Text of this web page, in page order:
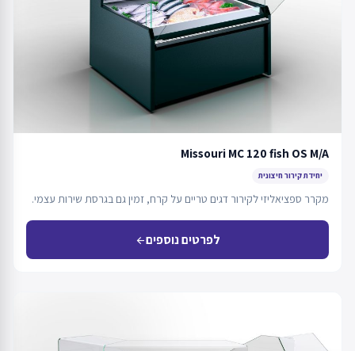
Missouri MC 120 fish OS M/A
יחידת קירור חיצונית
מקרר ספציאליזי לקירור דגים טריים על קרח, זמין גם בגרסת שירות עצמי.
לפרטים נוספיםarrow_back